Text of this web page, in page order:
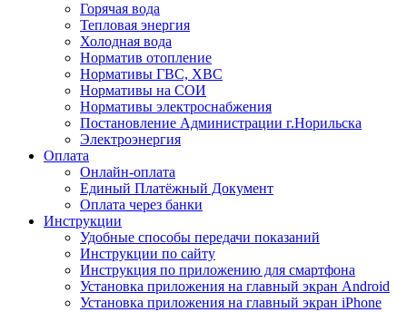
Горячая вода
Тепловая энергия
Холодная вода
Норматив отопление
Нормативы ГВС, ХВС
Нормативы на СОИ
Нормативы электроснабжения
Постановление Администрации г.Норильска
Электроэнергия
Оплата
Онлайн-оплата
Единый Платёжный Документ
Оплата через банки
Инструкции
Удобные способы передачи показаний
Инструкции по сайту
Инструкция по приложению для смартфона
Установка приложения на главный экран Android
Установка приложения на главный экран iPhone